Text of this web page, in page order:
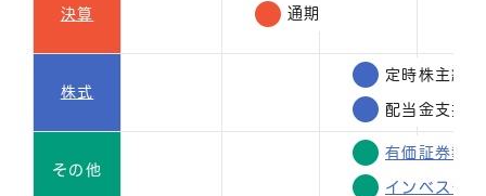
決算 通期
株式
定時株主総会
配当金支払
その他
有価証券報
インベスタ